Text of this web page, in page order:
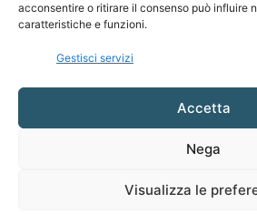
acconsentire o ritirare il consenso può influire
caratteristiche e funzioni.
Gestisci servizi
Accetta
Nega
Visualizza le
Contattaci: